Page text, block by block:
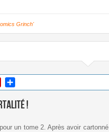
Grinch'
Flipboard
!
un tome 2. Après avoir